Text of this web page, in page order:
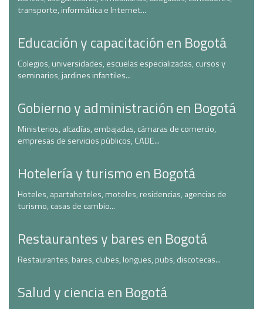
transporte, informática e Internet...
Educación y capacitación en Bogotá
Colegios, universidades, escuelas especializadas, cursos y
seminarios, jardines infantiles...
Gobierno y administración en Bogotá
Ministerios, alcadías, embajadas, cámaras de comercio,
empresas de servicios públicos, CADE...
Hotelería y turismo en Bogotá
Hoteles, apartahoteles, moteles, residencias, agencias de
turismo, casas de cambio...
Restaurantes y bares en Bogotá
Restaurantes, bares, clubes, longues, pubs, discotecas...
Salud y ciencia en Bogotá